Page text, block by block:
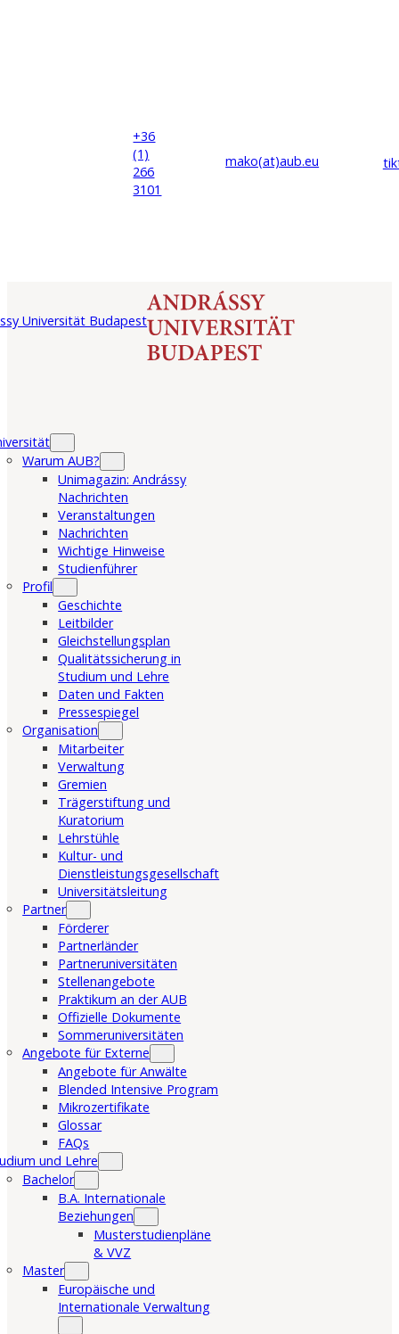
+36
(1)
266
3101
mako(at)aub.eu
Warum AUB?
Unimagazin: Andrássy
Nachrichten
Veranstaltungen
Nachrichten
Wichtige Hinweise
Studienführer
Profil
Geschichte
Leitbilder
Gleichstellungsplan
Qualitätssicherung in
Studium und Lehre
Daten und Fakten
Pressespiegel
Organisation
Mitarbeiter
Verwaltung
Gremien
Trägerstiftung und
Kuratorium
Lehrstühle
Kultur- und
Dienstleistungsgesellschaft
Universitätsleitung
Partner
Förderer
Partnerländer
Partneruniversitäten
Stellenangebote
Praktikum an der AUB
Offizielle Dokumente
Sommeruniversitäten
Angebote für Externe
Angebote für Anwälte
Blended Intensive Program
Mikrozertifikate
Glossar
FAQs
und Lehre
Bachelor
B.A. Internationale
Beziehungen
Musterstudienpläne
& VVZ
Master
Europäische und
Internationale Verwaltung